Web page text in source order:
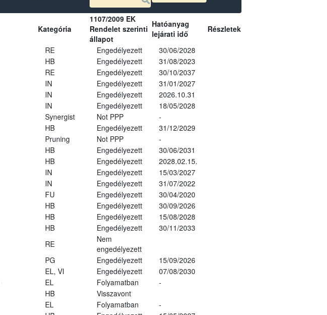
Kategória
1107/2009 EK
Rendelet szerinti
állapot
Hatóanyag
lejárati idő
Részletek
RE Engedélyezett
30/06/2028
HB Engedélyezett
31/08/2023
RE Engedélyezett
30/10/2037
IN Engedélyezett
31/01/2027
IN Engedélyezett
2026.10.31
IN Engedélyezett
18/05/2028
Synergist Not PPP
-
HB Engedélyezett
31/12/2029
Pruning Not PPP
-
HB Engedélyezett
30/06/2031
HB Engedélyezett
2028.02.15.
IN Engedélyezett
15/03/2027
IN Engedélyezett
31/07/2022
FU Engedélyezett
30/04/2020
HB Engedélyezett
30/09/2026
HB Engedélyezett
15/08/2028
HB Engedélyezett
30/11/2033
RE
Nem
engedélyezett
PG Engedélyezett
15/09/2026
EL, VI Engedélyezett
07/08/2030
EL Folyamatban
-
HB
Visszavont
EL Folyamatban
-